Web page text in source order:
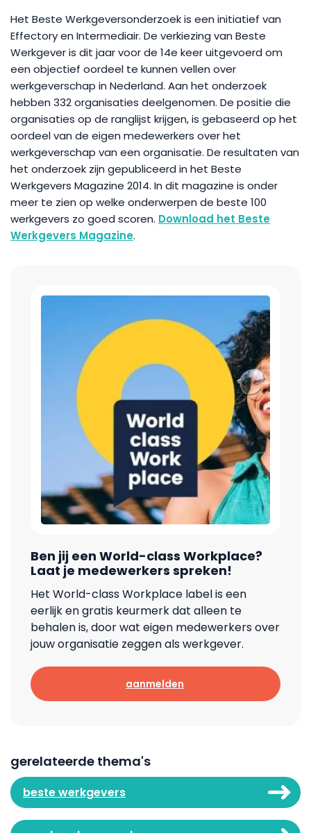
Het Beste Werkgeversonderzoek is een initiatief van
Effectory en Intermediair. De verkiezing van Beste
Werkgever is dit jaar voor de 14e keer uitgevoerd om
een objectief oordeel te kunnen vellen over
werkgeverschap in Nederland. Aan het onderzoek
hebben 332 organisaties deelgenomen. De positie die
organisaties op de ranglijst krijgen, is gebaseerd op het
oordeel van de eigen medewerkers over het
werkgeverschap van een organisatie. De resultaten van
het onderzoek zijn gepubliceerd in het Beste
Werkgevers Magazine 2014. In dit magazine is onder
meer te zien op welke onderwerpen de beste 100
werkgevers zo goed scoren. Download het Beste
Werkgevers Magazine.
Ben jij een World-class Workplace?
Laat je medewerkers spreken!
Het World-class Workplace label is een
eerlijk en gratis keurmerk dat alleen te
behalen is, door wat eigen medewerkers over
jouw organisatie zeggen als werkgever.
aanmelden
gerelateerde thema's
beste werkgevers